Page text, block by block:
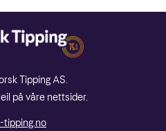
Tipping AS.
på våre nettsider.
tipping.no